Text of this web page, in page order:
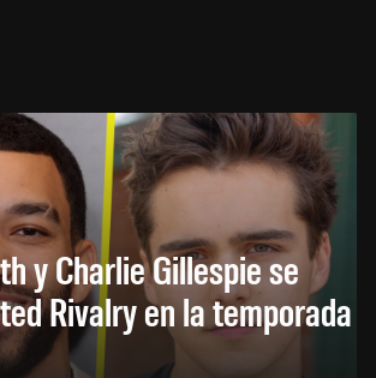
y Charlie Gillespie se
Rivalry en la temporada